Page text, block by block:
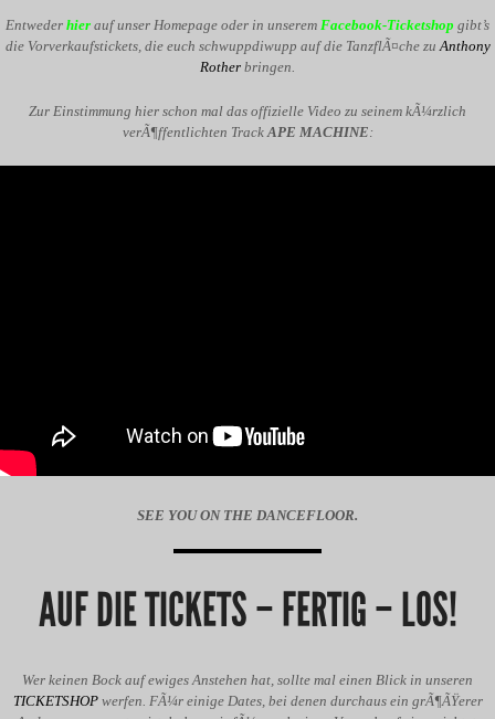
Entweder hier auf unser Homepage oder in unserem Facebook-Ticketshop gibt’s
die Vorverkaufstickets, die euch schwuppdiwupp auf die TanzflÃ¤che zu Anthony
Rother bringen.
Zur Einstimmung hier schon mal das offizielle Video zu seinem kÃ¼rzlich
verÃ¶ffentlichten Track APE MACHINE :
SEE YOU ON THE DANCEFLOOR.
AUF DIE TICKETS – FERTIG – LOS!
Wer keinen Bock auf ewiges Anstehen hat, sollte mal einen Blick in unseren
TICKETSHOPwerfen. FÃ¼r einige Dates, bei denen durchaus ein grÃ¶ÃŸerer